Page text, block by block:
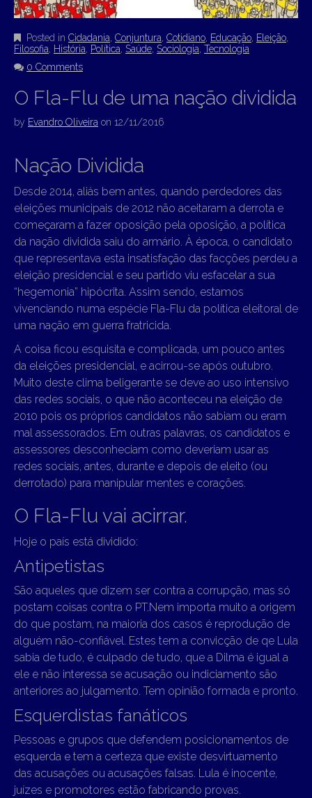
Posted in Cidadania Conjuntura Cotidiano Educação Eleição
Filosofia
História Política Saúde Sociologia Tecnologia
0 Comments
O Fla-Flu de uma nação dividida
by Evandro Oliveira on 12/11/2016
Nação Dividida
Desde 2014, aliás bem antes, quando perdedores das
eleições municipais de 2012 não aceitaram a derrota e
começaram a fazer oposição pela oposição, a política
da nação dividida saiu do armário. À época, o candidato
que representava esta insatisfação das facções perdeu a
eleição presidencial e seu partido viu esfacelar a sua
“hegemonia” hipócrita. Assim sendo, estamos
vivenciando numa espécie Fla-Flu da política eleitoral de
uma nação em guerra fratricida.
A coisa ficou esquisita e complicada, um pouco antes
da eleições presidencial, e acirrou-se após outubro.
Muito deste clima beligerante se deve ao uso intensivo
das redes sociais, o que não aconteceu na eleição de
2010 pois os próprios candidatos não sabiam ou eram
mal assessorados. Em outras palavras, os candidatos e
assessores desconheciam como deveriam usar as
redes sociais, antes, durante e depois de eleito (ou
derrotado) para manipular mentes e corações.
O Fla-Flu vai acirrar.
Hoje o país está dividido:
Antipetistas
São aqueles que dizem ser contra a corrupção, mas só
postam coisas contra o PT.Nem importa muito a origem
do que postam, na maioria dos casos é reprodução de
alguém não-confiável. Estes tem a convicção de qe Lula
sabia de tudo, é culpado de tudo, que a Dilma é igual a
ele e não interessa se acusação ou indiciamento são
anteriores ao julgamento. Tem opinião formada e pronto.
Esquerdistas fanáticos
Pessoas e grupos que defendem posicionamentos de
esquerda e tem a certeza que existe desvirtuamento
das acusações ou acusações falsas. Lula é inocente,
juízes e promotores estão fabricando provas.